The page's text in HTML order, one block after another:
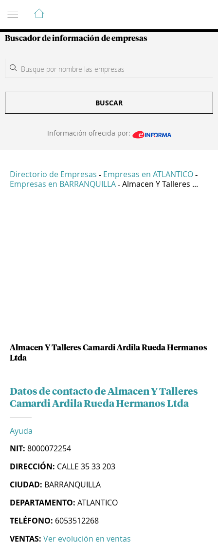
Guía de Empresas Colombianas
Buscador de información de empresas
BUSCAR
Información ofrecida por:
Directorio de Empresas - Empresas en ATLANTICO -
Empresas en BARRANQUILLA - Almacen Y Talleres ...
Almacen Y Talleres Camardi Ardila Rueda Hermanos
Ltda
Datos de contacto de Almacen Y Talleres
Camardi Ardila Rueda Hermanos Ltda
Ayuda
NIT: 8000072254
DIRECCIÓN: CALLE 35 33 203
CIUDAD: BARRANQUILLA
DEPARTAMENTO: ATLANTICO
TELÉFONO: 6053512268
VENTAS: Ver evolución en ventas